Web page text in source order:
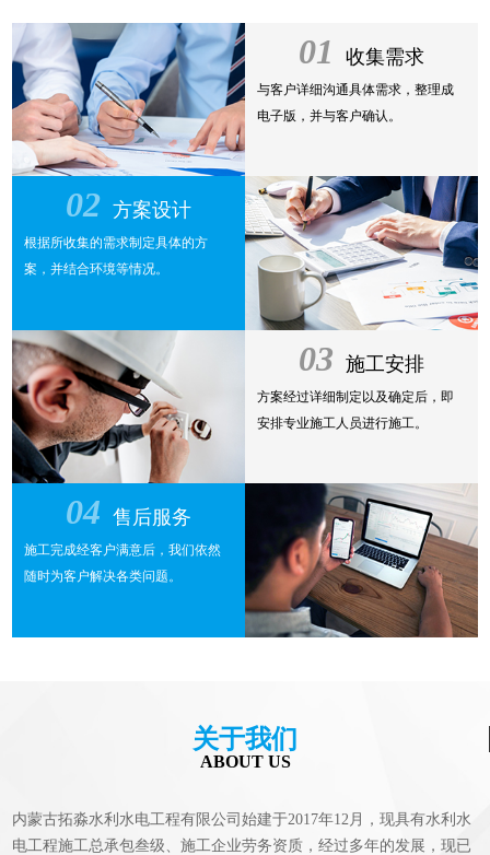
01 收集需求
与客户详细沟通具体需求，整理成
电子版，并与客户确认。
02 方案设计
根据所收集的需求制定具体的方
案，并结合环境等情况。
03 施工安排
方案经过详细制定以及确定后，即
安排专业施工人员进行施工。
04 售后服务
施工完成经客户满意后，我们依然
随时为客户解决各类问题。
关于我们
ABOUT US
内蒙古拓淼水利水电工程有限公司始建于2017年12月，现具有水利水
电工程施工总承包叁级、施工企业劳务资质，经过多年的发展，现已